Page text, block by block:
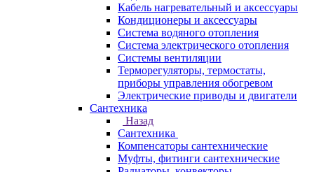
Кабель нагревательный и аксессуары
Кондиционеры и аксессуары
Система водяного отопления
Система электрического отопления
Системы вентиляции
Терморегуляторы, термостаты,
приборы управления обогревом
Электрические приводы и двигатели
Сантехника
Назад
Сантехника
Компенсаторы сантехнические
Муфты, фитинги сантехнические